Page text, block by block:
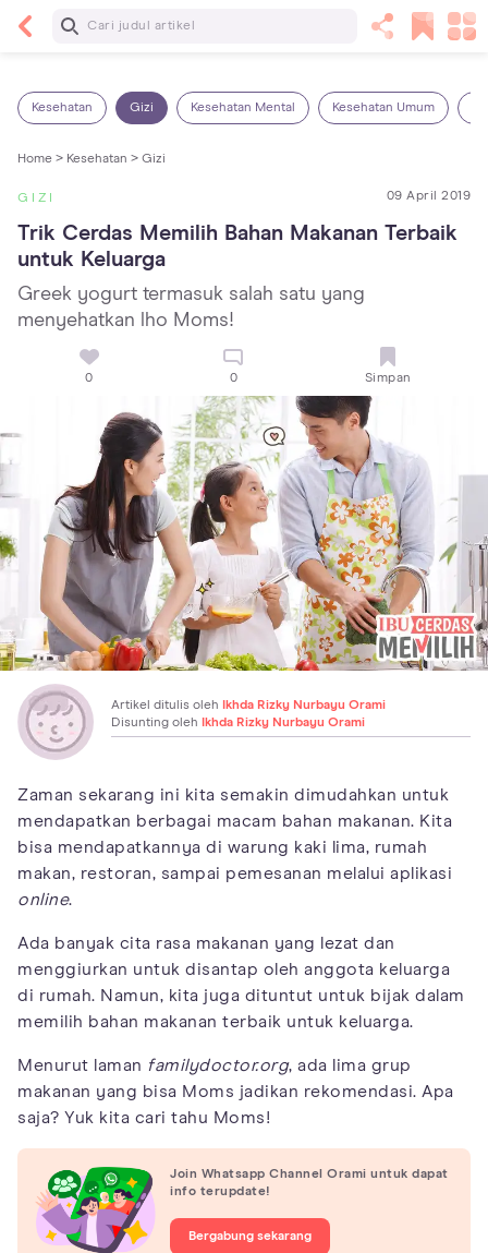
Baca Selanjutnya
Kesehatan Gizi Kesehatan Mental Kesehatan Umum
Home > Kesehatan > Gizi
GIZI 09 April 2019
Trik Cerdas Memilih Bahan Makanan Terbaik
untuk Keluarga
Greek yogurt termasuk salah satu yang
menyehatkan lho Moms!
0 0 Simpan
Artikel ditulis oleh
Ikhda Rizky Nurbayu Orami
Disunting oleh
Ikhda Rizky Nurbayu Orami
Zaman sekarang ini kita semakin dimudahkan untuk
mendapatkan berbagai macam bahan makanan. Kita
bisa mendapatkannya di warung kaki lima, rumah
makan, restoran, sampai pemesanan melalui aplikasi
online.
Ada banyak cita rasa makanan yang lezat dan
menggiurkan untuk disantap oleh anggota keluarga
di rumah. Namun, kita juga dituntut untuk bijak dalam
memilih bahan makanan terbaik untuk keluarga.
Menurut laman familydoctor.org, ada lima grup
makanan yang bisa Moms jadikan rekomendasi. Apa
saja? Yuk kita cari tahu Moms!
Join Whatsapp Channel Orami untuk dapat
info terupdate!
Bergabung sekarang